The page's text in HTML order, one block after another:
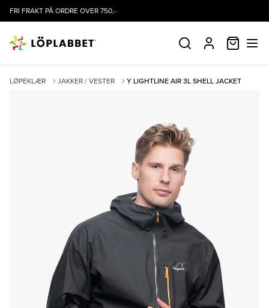
FRI FRAKT PÅ ORDRE OVER 750,-
SØK PROFIL
LØPEKLÆR JAKKER / VESTER Y LIGHTLINE AIR 3L SHELL JACKET